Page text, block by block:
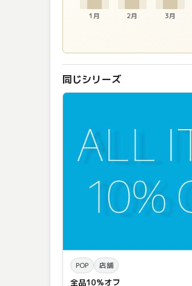
1月 2月 3月
同じシリーズ
POP 店舗
全品10%オフ